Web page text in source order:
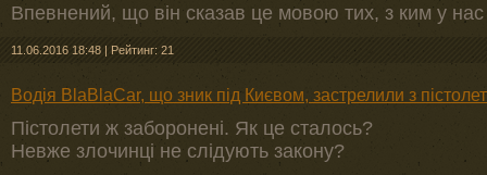
Впевнений, що він сказав це мовою тих, з ким у нас
11.06.2016 18:48 | Рейтинг: 21
Водія BlaBlaCar, що зник під Києвом, застрелили з
Пістолети ж заборонені. Як це сталось?
Невже злочинці не слідують закону?